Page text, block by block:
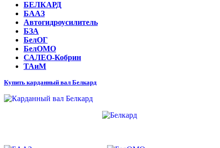
БЕЛКАРД
БААЗ
Автогидроусилитель
БЗА
БелОГ
БелОМО
САЛЕО-Кобрин
ТАиМ
Купить карданный вал Белкард